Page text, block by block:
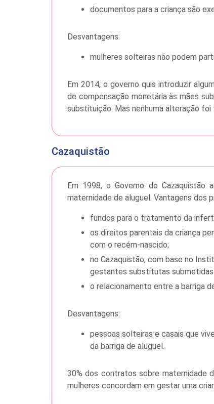
documentos para a criança são
Desvantagens:
mulheres solteiras não podem
Em 2014, o governo quis introduzir
de compensação monetária às mães
substituição. Mas nenhuma alteração
Cazaquistão
Em 1998, o Governo do Cazaquistão
maternidade de aluguel. Vantagens dos
fundos para o tratamento da
os direitos parentais da criança
com o recém-nascido;
no Cazaquistão, com base no
gestantes substitutas submetidas
o relacionamento entre a barriga
Desvantagens:
pessoas solteiras e casais que
da barriga de aluguel.
30% dos contratos sobre maternidade
mulheres concordam em gestar uma